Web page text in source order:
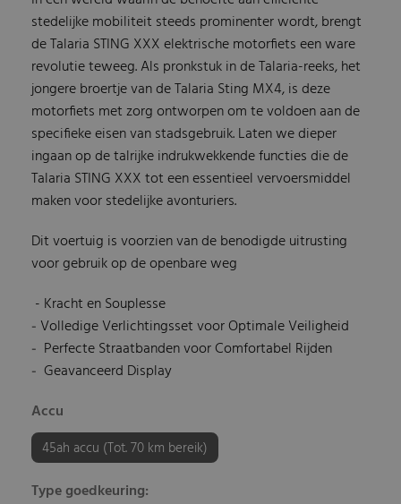
stedelijke mobiliteit steeds prominenter wordt, brengt
de Talaria STING XXX elektrische motorfiets een ware
revolutie teweeg. Als pronkstuk in de Talaria-reeks, het
jongere broertje van de Talaria Sting MX4, is deze
motorfiets met zorg ontworpen om te voldoen aan de
specifieke eisen van stadsgebruik. Laten we dieper
ingaan op de talrijke indrukwekkende functies die de
Talaria STING XXX tot een essentieel vervoersmiddel
maken voor stedelijke avonturiers.
Dit voertuig is voorzien van de benodigde uitrusting
voor gebruik op de openbare weg
- Kracht en Souplesse
- Volledige Verlichtingsset voor Optimale Veiligheid
- Perfecte Straatbanden voor Comfortabel Rijden
- Geavanceerd Display
Accu
45ah accu (Tot. 70 km bereik)
Type goedkeuring: